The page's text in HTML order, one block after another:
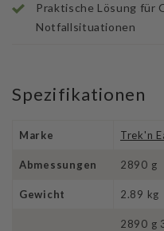
Praktische Lösung
Notfallsituationen
Spezifikationen
Marke Trek'n
Abmessungen 2890 g
Gewicht 2.89 kg
2890 g